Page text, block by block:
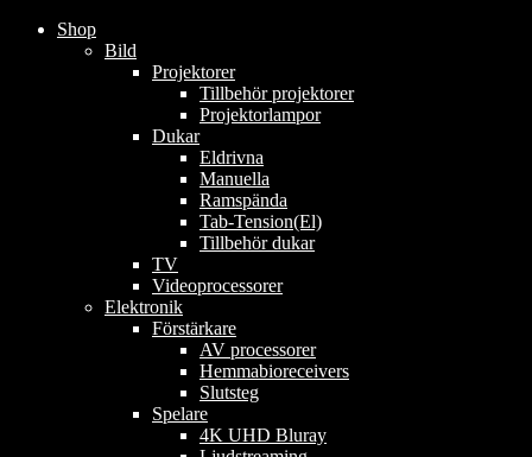
Shop
Bild
Projektorer
Tillbehör projektorer
Projektorlampor
Dukar
Eldrivna
Manuella
Ramspända
Tab-Tension(El)
Tillbehör dukar
TV
Videoprocessorer
Elektronik
Förstärkare
AV processorer
Hemmabioreceivers
Slutsteg
Spelare
4K UHD Bluray